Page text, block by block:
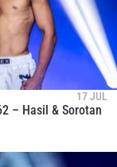
17 JUL
– Hasil & Sorotan